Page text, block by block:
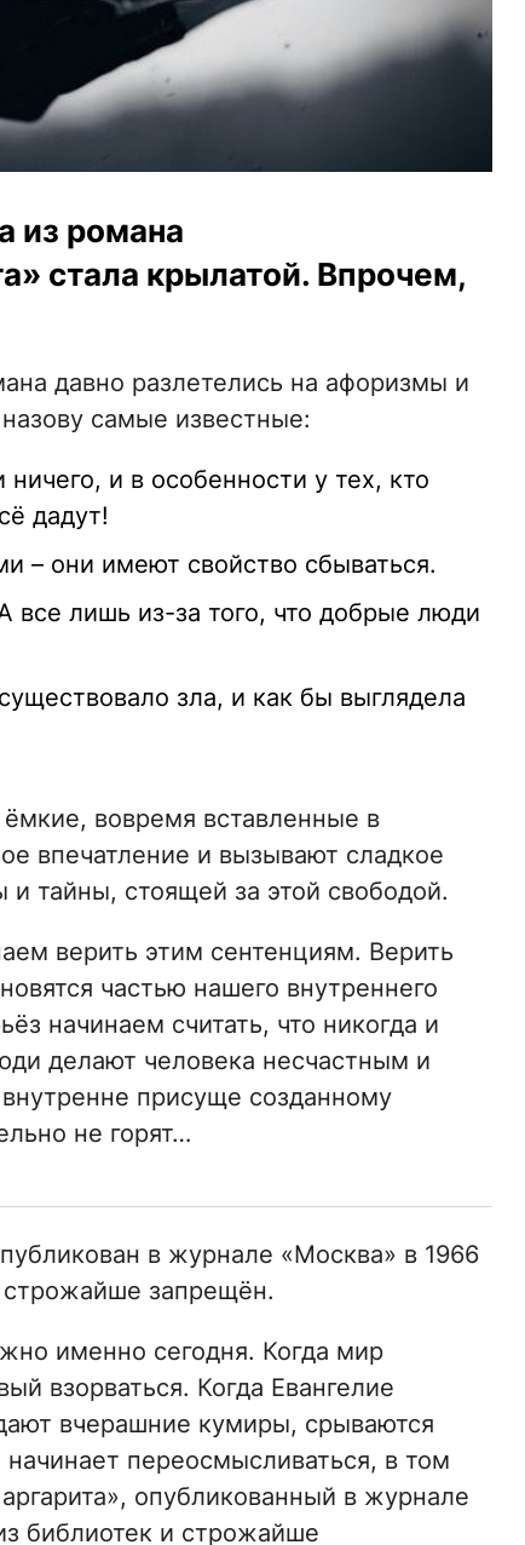
из романа
стала крылатой. Впрочем,
давно разлетелись на афоризмы и
самые известные:
и в особенности у тех, кто
дадут!
– они имеют свойство сбываться.
все лишь из-за того, что добрые люди
зла, и как бы выглядела
вовремя вставленные в
впечатление и вызывают сладкое
и тайны, стоящей за этой свободой.
верить этим сентенциям. Верить
частью нашего внутреннего
начинаем считать, что никогда и
делают человека несчастным и
присуще созданному
не горят…
в журнале «Москва» в 1966
строжайше запрещён.
именно сегодня. Когда мир
взорваться. Когда Евангелие
вчерашние кумиры, срываются
переосмысливаться, в том
опубликованный в журнале
библиотек и строжайше